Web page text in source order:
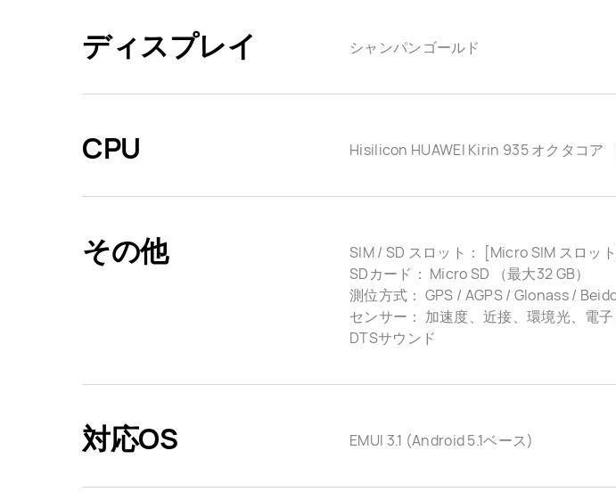
ディスプレイ シャンパンゴールド
CPU Hisilicon HUAWEI Kirin 935 オクタコア
その他
SIM / SD スロット： [Micro SIM スロッ
SDカード： Micro SD （最大32 GB）
測位方式： GPS / AGPS / Glonass /
センサー： 加速度、近接、環境光、電
DTSサウンド
対応OS EMUI 3.1 (Android 5.1ベース)